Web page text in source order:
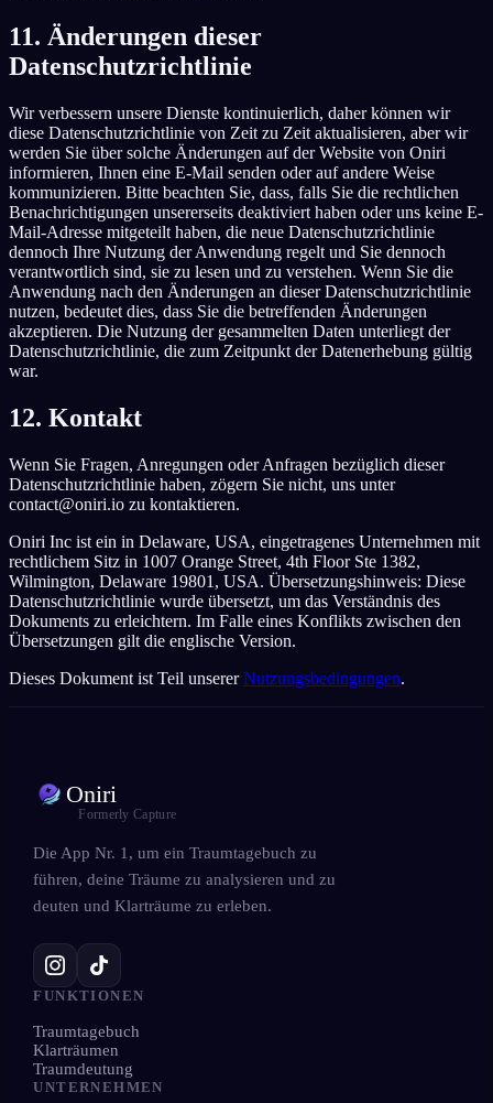
11. Änderungen dieser
Datenschutzrichtlinie
Wir verbessern unsere Dienste kontinuierlich, daher können wir
diese Datenschutzrichtlinie von Zeit zu Zeit aktualisieren, aber wir
werden Sie über solche Änderungen auf der Website von Oniri
informieren, Ihnen eine E-Mail senden oder auf andere Weise
kommunizieren. Bitte beachten Sie, dass, falls Sie die rechtlichen
Benachrichtigungen unsererseits deaktiviert haben oder uns keine E-
Mail-Adresse mitgeteilt haben, die neue Datenschutzrichtlinie
dennoch Ihre Nutzung der Anwendung regelt und Sie dennoch
verantwortlich sind, sie zu lesen und zu verstehen. Wenn Sie die
Anwendung nach den Änderungen an dieser Datenschutzrichtlinie
nutzen, bedeutet dies, dass Sie die betreffenden Änderungen
akzeptieren. Die Nutzung der gesammelten Daten unterliegt der
Datenschutzrichtlinie, die zum Zeitpunkt der Datenerhebung gültig
war.
12. Kontakt
Wenn Sie Fragen, Anregungen oder Anfragen bezüglich dieser
Datenschutzrichtlinie haben, zögern Sie nicht, uns unter
contact@oniri.io zu kontaktieren.
Oniri Inc ist ein in Delaware, USA, eingetragenes Unternehmen mit
rechtlichem Sitz in 1007 Orange Street, 4th Floor Ste 1382,
Wilmington, Delaware 19801, USA. Übersetzungshinweis: Diese
Datenschutzrichtlinie wurde übersetzt, um das Verständnis des
Dokuments zu erleichtern. Im Falle eines Konflikts zwischen den
Übersetzungen gilt die englische Version.
Dieses Dokument ist Teil unsererNutzungsbedingungen.
Oniri
Formerly Capture
Die App Nr. 1, um ein Traumtagebuch zu
führen, deine Träume zu analysieren und zu
deuten und Klarträume zu erleben.
FUNKTIONEN
Traumtagebuch
Klarträumen
Traumdeutung
UNTERNEHMEN